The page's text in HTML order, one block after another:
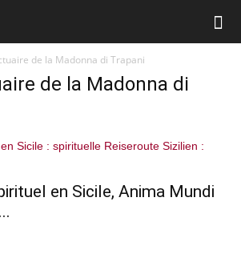
de la Madonna di Trapani
de la Madonna di
en Sicile, Anima Mundi